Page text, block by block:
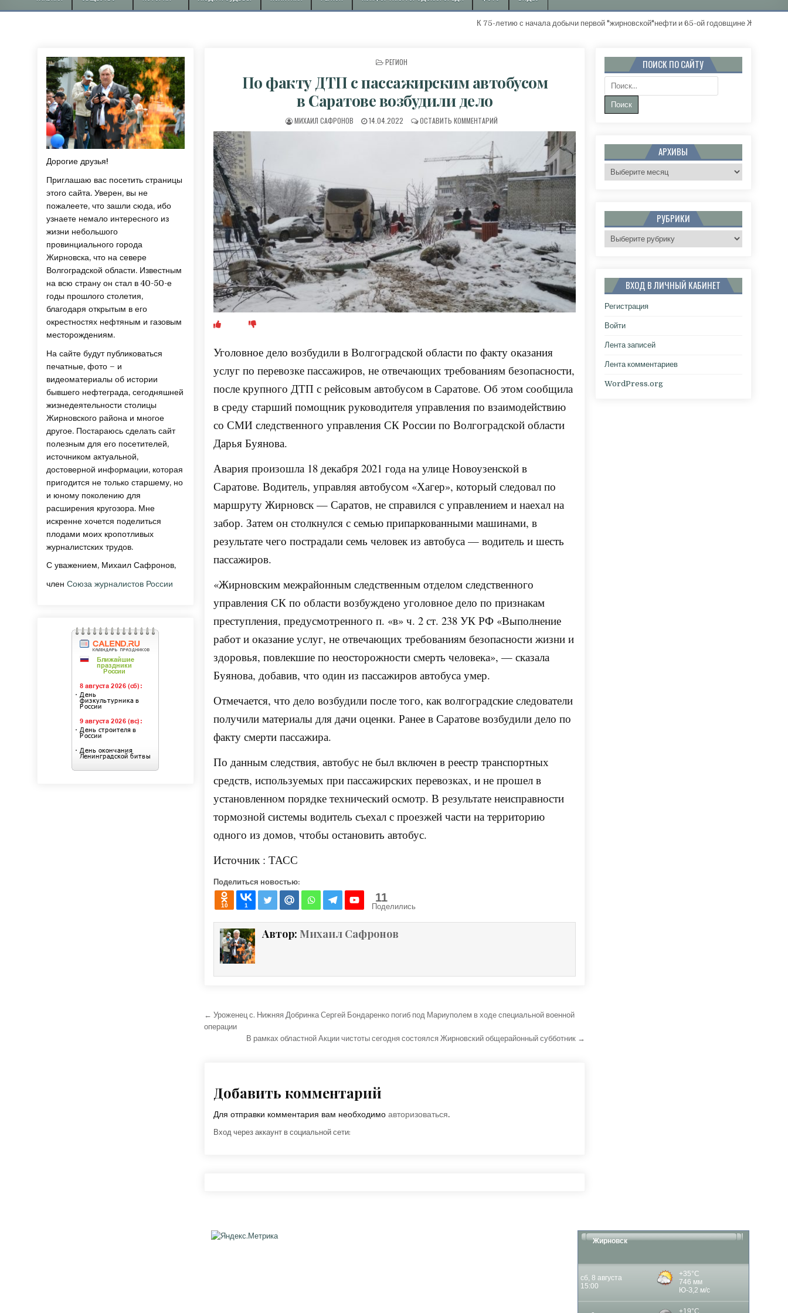
К 75-летию с начала добычи первой "жирновской"нефти и 65-ой годовщине
ОПУБЛИКОВАНО В
РЕГИОН
По факту ДТП с пассажирским автобусом
в Саратове возбудили дело
АВТОР:
МИХАИЛ САФРОНОВ ДАТА ПУБЛИКАЦИИ:
14.04.2022 ОСТАВИТЬ КОММЕНТАРИЙ
Уголовное дело возбудили в Волгоградской области по факту оказания
услуг по перевозке пассажиров, не отвечающих требованиям безопасности,
после крупного ДТП с рейсовым автобусом в Саратове. Об этом сообщила
в среду старший помощник руководителя управления по взаимодействию
со СМИ следственного управления СК России по Волгоградской области
Дарья Буянова.
Авария произошла 18 декабря 2021 года на улице Новоузенской в
Саратове. Водитель, управляя автобусом «Хагер», который следовал по
маршруту Жирновск — Саратов, не справился с управлением и наехал на
забор. Затем он столкнулся с семью припаркованными машинами, в
результате чего пострадали семь человек из автобуса — водитель и шесть
пассажиров.
«Жирновским межрайонным следственным отделом следственного
управления СК по области возбуждено уголовное дело по признакам
преступления, предусмотренного п. «в» ч. 2 ст. 238 УК РФ «Выполнение
работ и оказание услуг, не отвечающих требованиям безопасности жизни и
здоровья, повлекшие по неосторожности смерть человека», — сказала
Буянова, добавив, что один из пассажиров автобуса умер.
Отмечается, что дело возбудили после того, как волгоградские следователи
получили материалы для дачи оценки. Ранее в Саратове возбудили дело по
факту смерти пассажира.
По данным следствия, автобус не был включен в реестр транспортных
средств, используемых при пассажирских перевозках, и не прошел в
установленном порядке технический осмотр. В результате неисправности
тормозной системы водитель съехал с проезжей части на территорию
одного из домов, чтобы остановить автобус.
Источник : ТАСС
Поделиться новостью:
10 1
11
Поделились
Автор: Михаил Сафронов
Навигация по записям
← Уроженец с. Нижняя Добринка Сергей Бондаренко погиб под Мариуполем в ходе специальной военной
операции
В рамках областной Акции чистоты сегодня состоялся Жирновский общерайонный субботник →
Добавить комментарий
Для отправки комментария вам необходимоавторизоваться.
Вход через аккаунт в социальной сети:
Дорогие друзья!
Приглашаю вас посетить страницы
этого сайта. Уверен, вы не
пожалеете, что зашли сюда, ибо
узнаете немало интересного из
жизни небольшого
провинциального города
Жирновска, что на севере
Волгоградской области. Известным
на всю страну он стал в 40-50-е
годы прошлого столетия,
благодаря открытым в его
окрестностях нефтяным и газовым
месторождениям.
На сайте будут публиковаться
печатные, фото – и
видеоматериалы об истории
бывшего нефтеграда, сегодняшней
жизнедеятельности столицы
Жирновского района и многое
другое. Постараюсь сделать сайт
полезным для его посетителей,
источником актуальной,
достоверной информации, которая
пригодится не только старшему, но
и юному поколению для
расширения кругозора. Мне
искренне хочется поделиться
плодами моих кропотливых
журналистских трудов.
С уважением, Михаил Сафронов,
членСоюза журналистов России
ПОИСК ПО САЙТУ
Поиск:
АРХИВЫ
Архивы
РУБРИКИ
Рубрики
ВХОД В ЛИЧНЫЙ КАБИНЕТ
Регистрация
Войти
Лента записей
Лента комментариев
WordPress.org
Жирновск